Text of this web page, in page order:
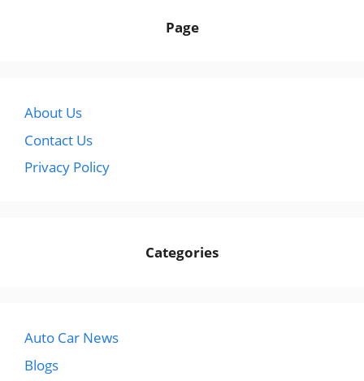
Page
About Us
Contact Us
Privacy Policy
Categories
Auto Car News
Blogs